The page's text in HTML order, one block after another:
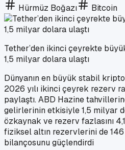
Hürmüz Boğazı Bitcoin
Tether’den ikinci çeyrekte
1,5 milyar dolara ulaştı
Dünyanın en büyük stabil
2026 yılı ikinci çeyrek rezerv
paylaştı. ABD Hazine
gelirlerinin etkisiyle 1,5 milyar
özkaynak ve rezerv fazlasını
fiziksel altın rezervlerini de
bilançosunu güçlendirdi